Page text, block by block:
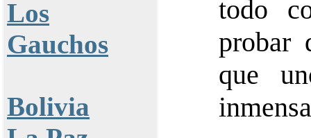
Los
Gauchos
Bolivia
todo
probar
que